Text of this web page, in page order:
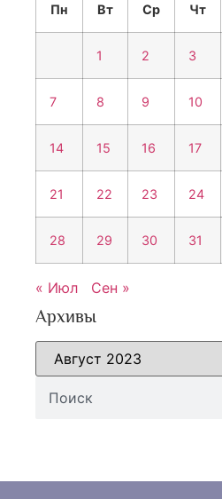
Пн Вт Ср Чт
1 2 3
7 8 9 10
14 15 16 17
21 22 23 24
28 29 30 31
« Июл Сен »
Архивы